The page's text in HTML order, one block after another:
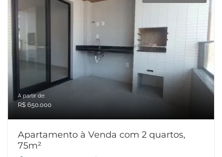
A partir de:
R$ 650.000
Apartamento à Venda com 2 quartos,
75m²